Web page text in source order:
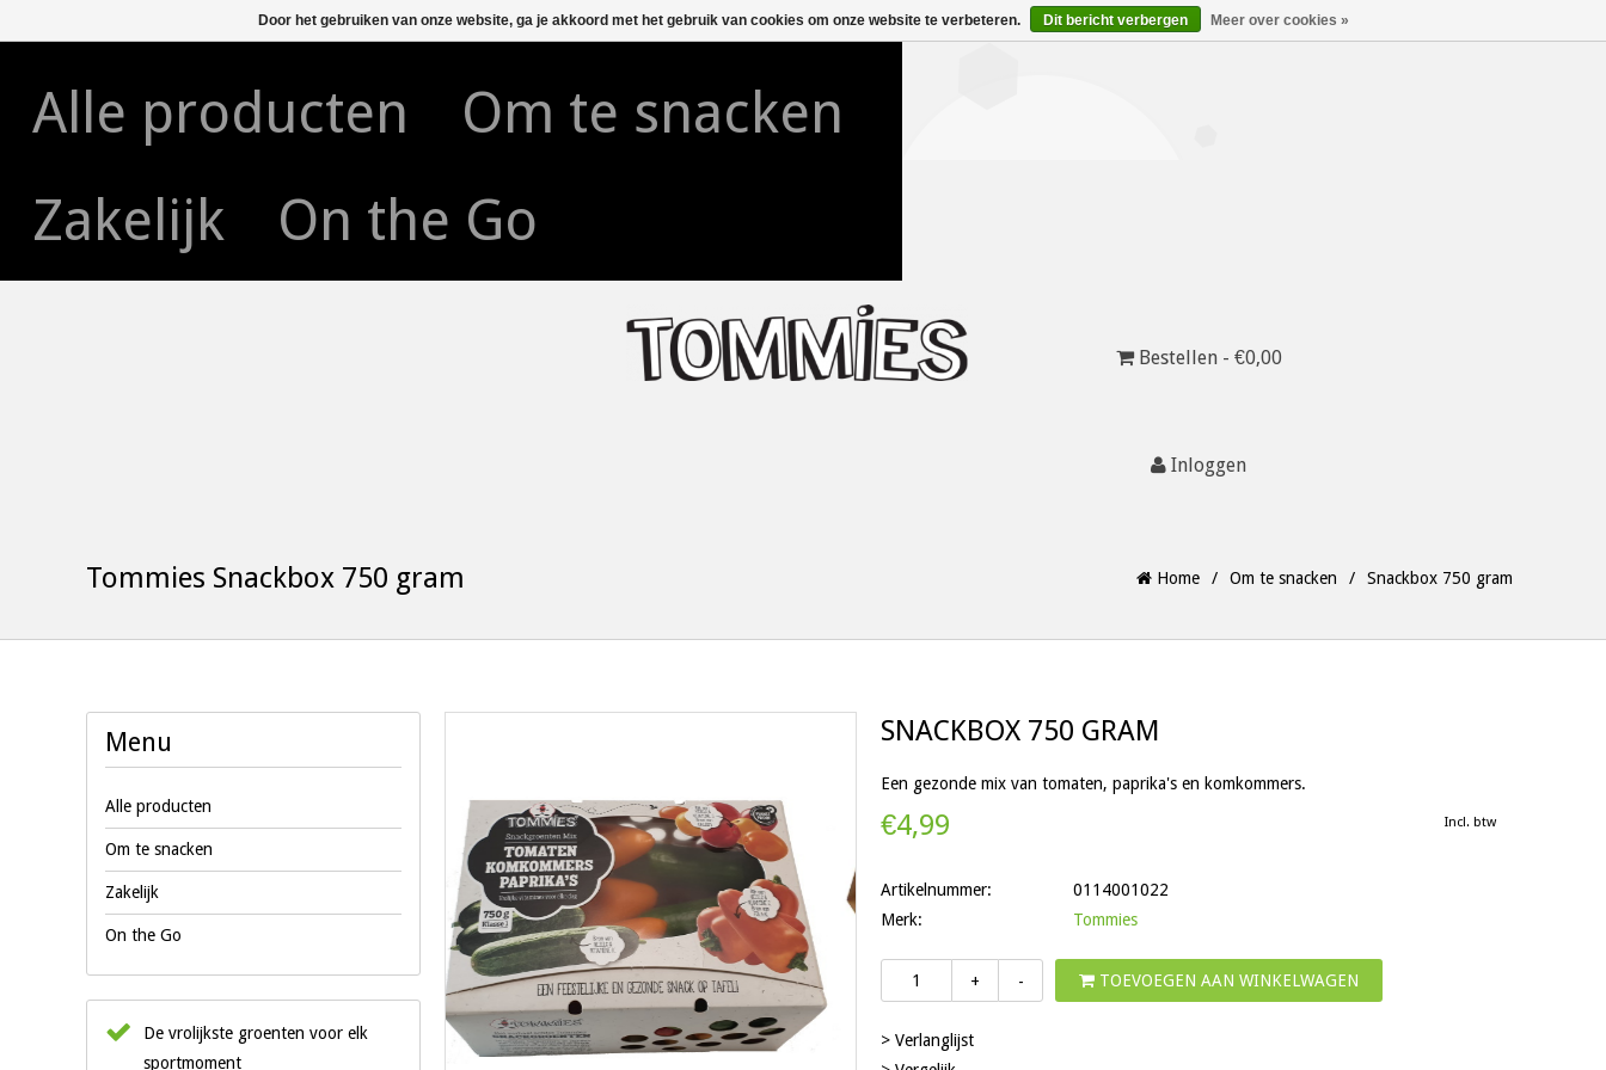
Alle producten
Om te snacken
Zakelijk
On the Go
Bestellen - €0,00
Inloggen
Tommies Snackbox 750 gram Home / Om te snacken / Snackbox 750 gram
SNACKBOX 750 GRAM
Een gezonde mix van tomaten, paprika's en komkommers.
€4,99 Incl. btw
Artikelnummer:
0114001022
Merk:
Tommies
+ - TOEVOEGEN AAN WINKELWAGEN
> Verlanglijst
Menu
Alle producten
Om te snacken
Zakelijk
On the Go
De vrolijkste groenten voor elk
sportmoment
Door het gebruiken van onze website, ga je akkoord met het gebruik van cookies om onze website te verbeteren. Dit bericht verbergen Meer over cookies »